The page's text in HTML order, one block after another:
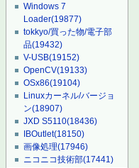
Windows 7
Loader(19877)
tokkyo/買った物/電子部
品(19432)
V-USB(19152)
OpenCV(19133)
OSx86(19104)
Linuxカーネル/バージョ
ン(18907)
JXD S5110(18436)
IBOutlet(18150)
画像処理(17946)
ニコニコ技術部(17441)